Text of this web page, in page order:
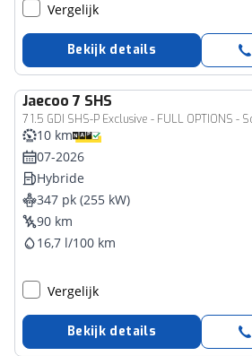
Vergelijk
Bekijk details
Jaecoo 7 SHS
10 km
07-2026
Hybride
347 pk (255 kW)
90 km
16,7 l/100 km
Vergelijk
Bekijk details